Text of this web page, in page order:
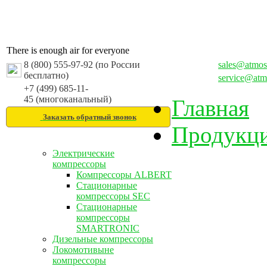
There is enough air for everyone
8 (800) 555-97-92 (по России
бесплатно)
+7 (499) 685-11-
45 (многоканальный)
Заказать обратный звонок
Главная
Электрические
компрессоры
Компрессоры ALBERT
Стационарные
компрессоры SEC
Стационарные
компрессоры
SMARTRONIC
Дизельные компрессоры
Локомотивыне
компрессоры